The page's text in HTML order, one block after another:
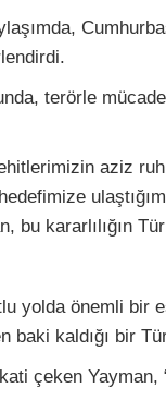
terörle
aziz
bu kararlılığın
yolda önemli bir
kaldığı bir
çeken